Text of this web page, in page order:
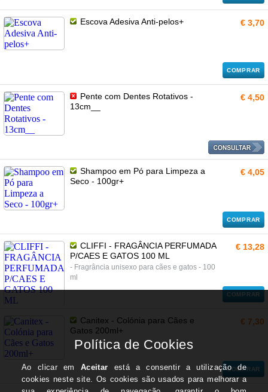
Escova Adesiva Anti-pelos+ € 3,70
COMPRAR
Pente com Dentes Rotativos -
13cm__
€ 4,50
Shampoo em Pó para Limpeza a
Seco - 100gr+
€ 4,05
COMPRAR
CLIFFI - FRAGÂNCIA PERFUMADA
P/CAES E GATOS 100 ML
- Fragrância unisexo para cães e gatos - 100
ml
€ 13,28
COMPRAR
Canitex - Colónia para Cães e
Gatos 200ml+
€ 7,30
COMPRAR